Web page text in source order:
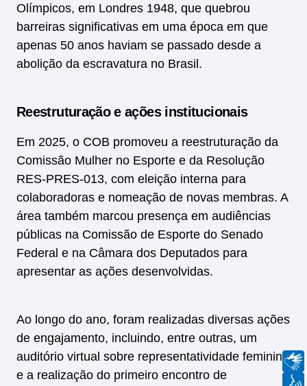
Olímpicos, em Londres 1948, que quebrou
barreiras significativas em uma época em que
apenas 50 anos haviam se passado desde a
abolição da escravatura no Brasil.
Reestruturação e ações institucionais
Em 2025, o COB promoveu a reestruturação da
Comissão Mulher no Esporte e da Resolução
RES-PRES-013, com eleição interna para
colaboradoras e nomeação de novas membras. A
área também marcou presença em audiências
públicas na Comissão de Esporte do Senado
Federal e na Câmara dos Deputados para
apresentar as ações desenvolvidas.
Ao longo do ano, foram realizadas diversas ações
de engajamento, incluindo, entre outras, um
auditório virtual sobre representatividade feminina
e a realização do primeiro encontro de